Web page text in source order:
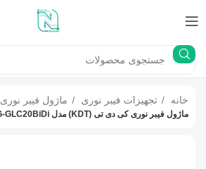
خانه تجهیزات فیبر نوری ماژول فیبر نوری
ماژول فیبر نوری کی دی تی (KDT) مدل KG-GLC20BiDi